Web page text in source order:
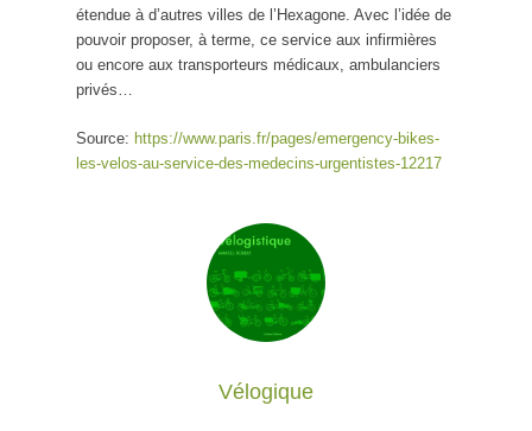
étendue à d’autres villes de l’Hexagone. Avec l’idée de
pouvoir proposer, à terme, ce service aux infirmières
ou encore aux transporteurs médicaux, ambulanciers
privés…
Source: https://www.paris.fr/pages/emergency-bikes-
les-velos-au-service-des-medecins-urgentistes-12217
Vélogique